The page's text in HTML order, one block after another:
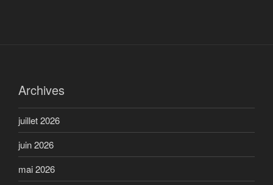
Archives
juillet 2026
juin 2026
mai 2026